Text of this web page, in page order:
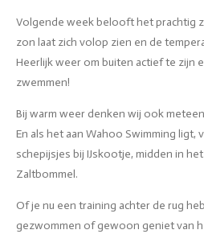
Volgende week belooft het prachtig
zon laat zich volop zien en de
Heerlijk weer om buiten actief te zijn
zwemmen!
Bij warm weer denken wij ook
En als het aan Wahoo Swimming ligt,
schepijsjes bij IJskootje, midden in
Zaltbommel.
Of je nu een training achter de rug
gezwommen of gewoon geniet van